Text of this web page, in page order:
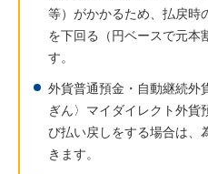
等）がかかるため、払戻時
を下回る（円ベースで元本
す。
外貨普通預金・自動継続外
ぎん〉マイダイレクト外貨
び払い戻しをする場合は、
きます。